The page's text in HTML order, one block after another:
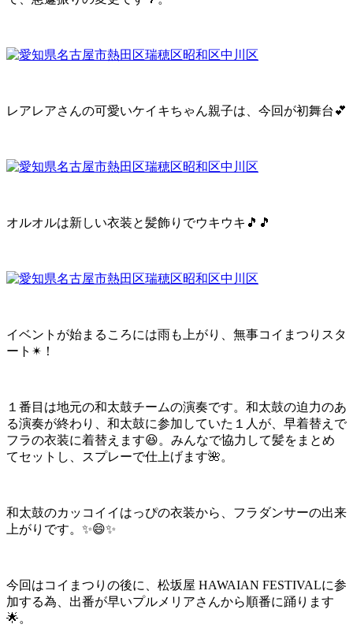
レアレアさんの可愛いケイキちゃん親子は、今回が初舞台💕
オルオルは新しい衣装と髪飾りでウキウキ🎵🎵
イベントが始まるころには雨も上がり、無事コイまつりスタ
ート✴！
１番目は地元の和太鼓チームの演奏です。和太鼓の迫力のあ
る演奏が終わり、和太鼓に参加していた１人が、早着替えで
フラの衣装に着替えます😆。みんなで協力して髪をまとめ
てセットし、スプレーで仕上げます🌺。
和太鼓のカッコイイはっぴの衣装から、フラダンサーの出来
上がりです。✨😄✨
今回はコイまつりの後に、松坂屋 HAWAIAN FESTIVALに参
加する為、出番が早いプルメリアさんから順番に踊ります
🌟。